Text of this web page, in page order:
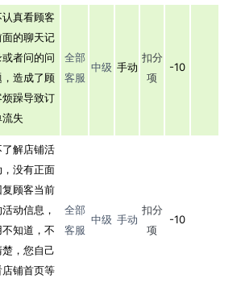
认真看顾客
面的聊天记
或者问的问
，造成了顾
烦躁导致订
流失
全部
客服
中级 手动
扣分
项
-10
了解店铺活
，没有正面
复顾客当前
动信息，
不知道，不
楚，您自己
店铺首页等
全部
客服
中级 手动
扣分
项
-10